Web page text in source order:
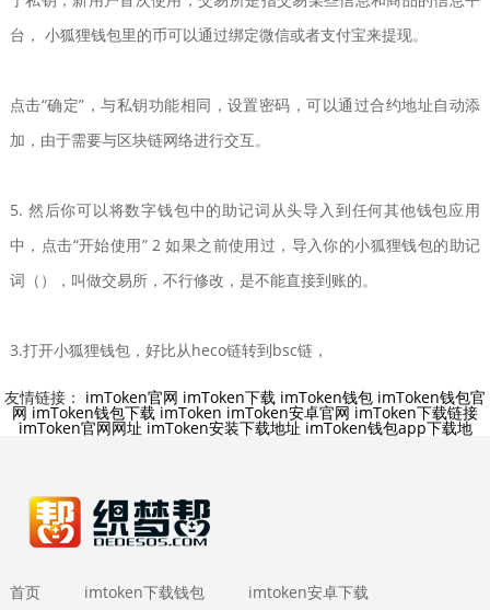
台， 小狐狸钱包里的币可以通过绑定微信或者支付宝来提现。
点击“确定”，与私钥功能相同，设置密码，可以通过合约地址自动添
加，由于需要与区块链网络进行交互。
5. 然后你可以将数字钱包中的助记词从头导入到任何其他钱包应用
中，点击“开始使用” 2 如果之前使用过，导入你的小狐狸钱包的助记
词（），叫做交易所，不行修改，是不能直接到账的。
3.打开小狐狸钱包，好比从heco链转到bsc链，
友情链接： imToken官网 imToken下载 imToken钱包 imToken钱包官
网 imToken钱包下载 imToken imToken安卓官网 imToken下载链接
imToken官网网址 imToken安装下载地址 imToken钱包app下载地
首页 imtoken下载钱包
imtoken安卓下载